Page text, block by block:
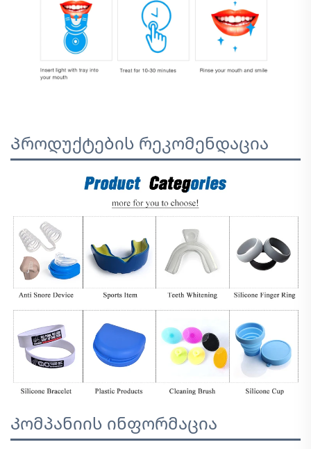
Პროდუქტების რეკომენდაცია
Კომპანიის ინფორმაცია